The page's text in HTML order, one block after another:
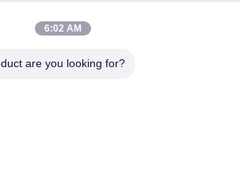
6:02 AM
are you looking for?